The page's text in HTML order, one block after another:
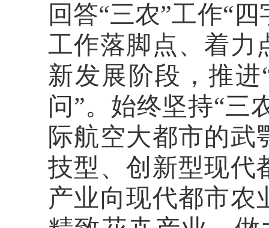
回答“三农”工作“
工作落脚点、着力
新发展阶段，推
问”。始终坚持“三
际航空大都市的武
技型、创新型现代
产业向现代都市农